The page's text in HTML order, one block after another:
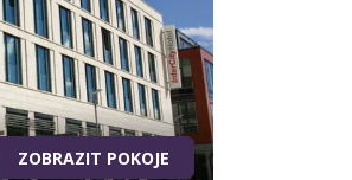
ZOBRAZIT POKOJE